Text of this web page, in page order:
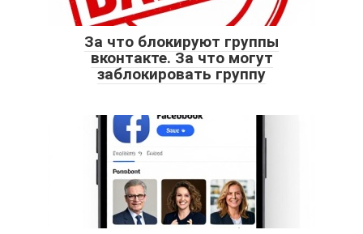
За что блокируют группы
вконтакте. За что могут
заблокировать группу